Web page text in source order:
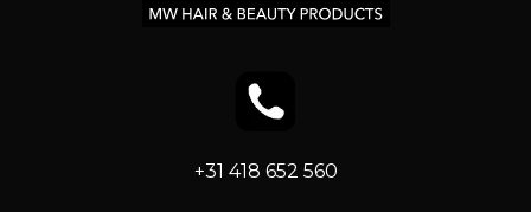
+31 418 652 560